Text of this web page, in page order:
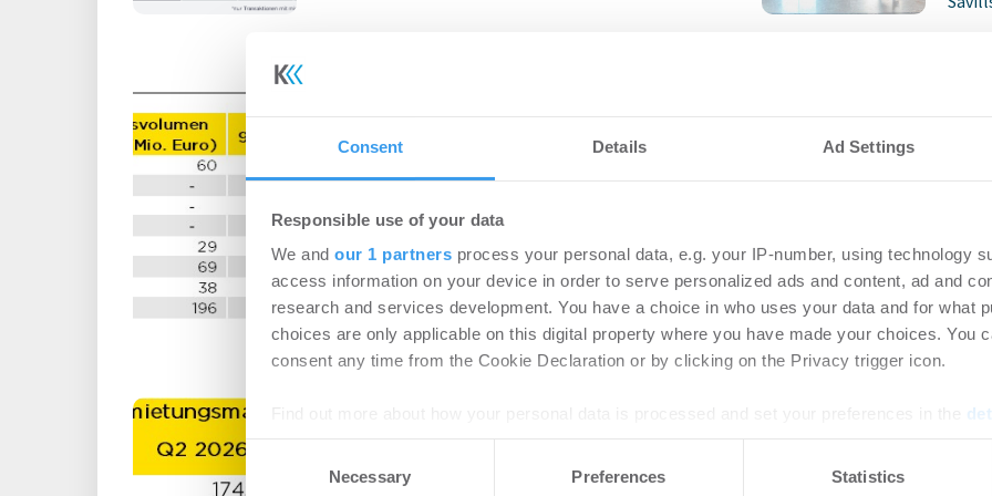
Consent Details Ad Settings
Responsible use of your data
We and our 1 partners process your personal data, e.g. your IP-number, using technology
access information on your device in order to serve personalized ads and content, ad and
research and services development. You have a choice in who uses your data and for what
choices are only applicable on this digital property where you have made your choices. You
consent any time from the Cookie Declaration or by clicking on the Privacy trigger icon.
We use cookies to personalise content and ads, to provide social media features and to
Consent
Selection
Necessary Preferences Statistics
Köln: Deutlich gestiegenes
Angebot trifft auf anhaltend
selektive Nachfrage
Büro | Märkte-07.07.2026
Login für den ganzen Artikel Wenn noch nicht
registriert, erstellen Sie sich jetzt Ihren kostenlosen
Account, um auf die neusten ...
Q2-2026: Unsicherheiten bremsen
Umzugsentscheidungen